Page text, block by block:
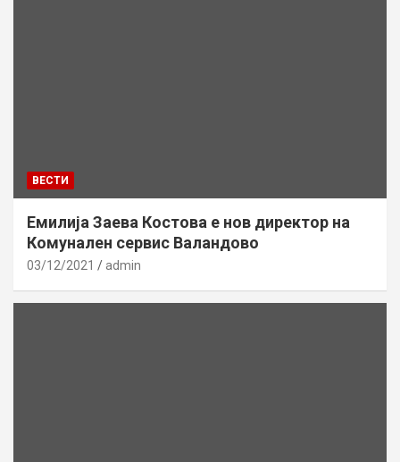
ВЕСТИ
Емилија Заева Костова е нов директор на
Комунален сервис Валандово
03/12/2021 admin